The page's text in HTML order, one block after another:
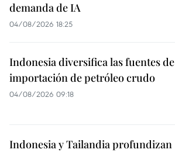
demanda de IA
04/08/2026 18:25
Indonesia diversifica las fuentes de
importación de petróleo crudo
04/08/2026 09:18
Indonesia y Tailandia profundizan